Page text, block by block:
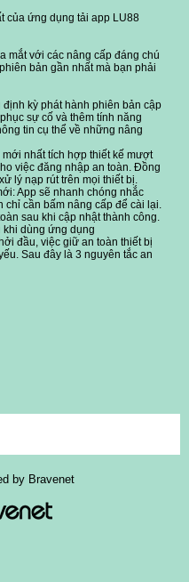
của ứng dụng tải app LU88
mắt với các nâng cấp đáng chú
bản gần nhất mà bạn phải
kỳ phát hành phiên bản cập
sự cố và thêm tính năng
tin cụ thể về những nâng
nhất tích hợp thiết kế mượt
việc đăng nhập an toàn. Đồng
lý nạp rút trên mọi thiết bị.
App sẽ nhanh chóng nhắc
chỉ cần bấm nâng cấp để cài lại.
sau khi cập nhật thành công.
khi dùng ứng dụng
đầu, việc giữ an toàn thiết bị
Sau đây là 3 nguyên tắc an
by Bravenet